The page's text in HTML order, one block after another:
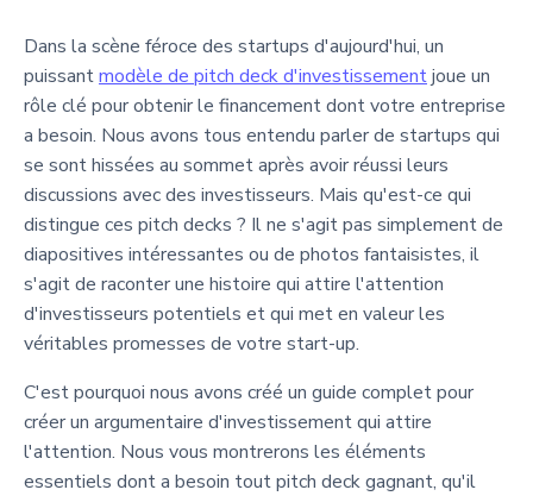
Dans la scène féroce des startups d'aujourd'hui, un
puissantmodèle de pitch deck d'investissementjoue un
rôle clé pour obtenir le financement dont votre entreprise
a besoin. Nous avons tous entendu parler de startups qui
se sont hissées au sommet après avoir réussi leurs
discussions avec des investisseurs. Mais qu'est-ce qui
distingue ces pitch decks ? Il ne s'agit pas simplement de
diapositives intéressantes ou de photos fantaisistes, il
s'agit de raconter une histoire qui attire l'attention
d'investisseurs potentiels et qui met en valeur les
véritables promesses de votre start-up.
C'est pourquoi nous avons créé un guide complet pour
créer un argumentaire d'investissement qui attire
l'attention. Nous vous montrerons les éléments
essentiels dont a besoin tout pitch deck gagnant, qu'il